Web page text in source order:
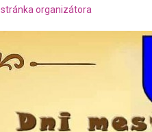
stránka organizátora